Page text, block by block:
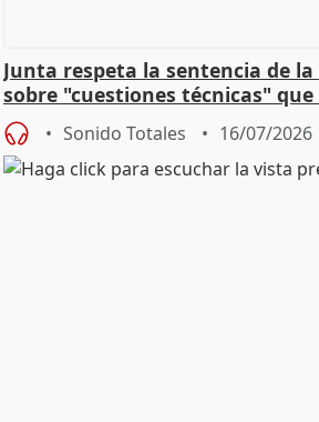
Junta respeta la sentencia de
sobre "cuestiones técnicas"
const
Sonido Totales 16/07/2026